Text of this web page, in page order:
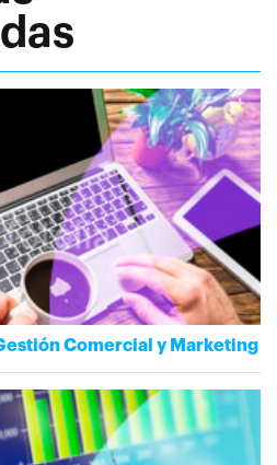
Comercial y Marketing